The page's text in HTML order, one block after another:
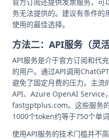
务无法提供的。建议有条件的
使用的最佳选择。
方法二：API服务（灵活
API服务是介于官方订阅和代
的用户。通过API调用
避免了固定月费的压力。主
API、Azure OpenAI Service
fastgptplus.com。这些服务
1000个token约等于750个单
使用API服务的技术门槛并不